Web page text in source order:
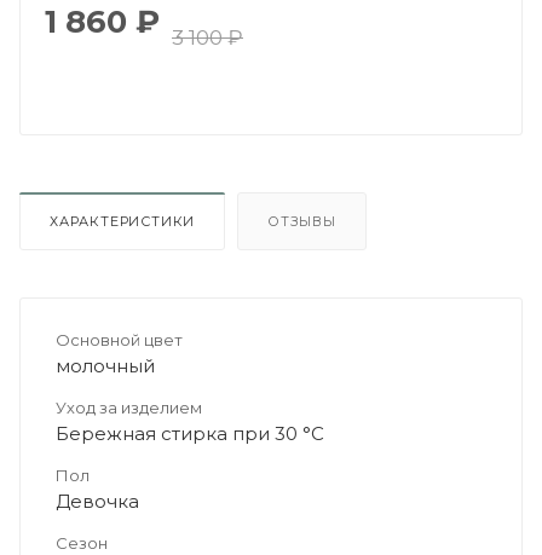
1 860 ₽ 3 100₽
ХАРАКТЕРИСТИКИ ОТЗЫВЫ
Основной цвет
молочный
Уход за изделием
Бережная стирка при 30 °C
Пол
Девочка
Сезон